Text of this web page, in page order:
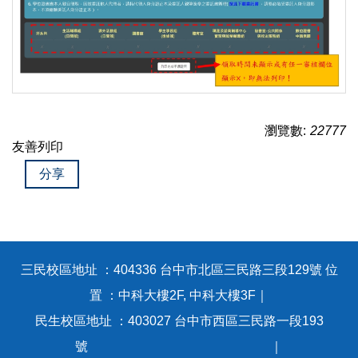
瀏覽數: 22777
友善列印
分享
三民校區地址 ：404336 台中市北區三民路三段129號 位
置 ：中科大樓2F, 中科大樓3F｜
民生校區地址 ：403027 台中市西區三民路一段193
號 ｜